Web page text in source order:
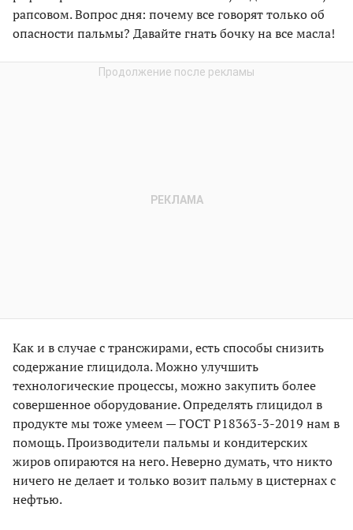
рапсовом. Вопрос дня: почему все говорят только об
опасности пальмы? Давайте гнать бочку на все масла!
Как и в случае с трансжирами, есть способы снизить
содержание глицидола. Можно улучшить
технологические процессы, можно закупить более
совершенное оборудование. Определять глицидол в
продукте мы тоже умеем — ГОСТ Р18363-3-2019 нам в
помощь. Производители пальмы и кондитерских
жиров опираются на него. Неверно думать, что никто
ничего не делает и только возит пальму в цистернах с
нефтью.